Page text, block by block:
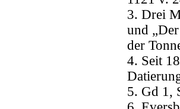
3. Drei
und
der
4. Seit
5. Gd 1,